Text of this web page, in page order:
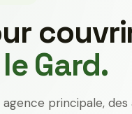
Gard.
principale, des